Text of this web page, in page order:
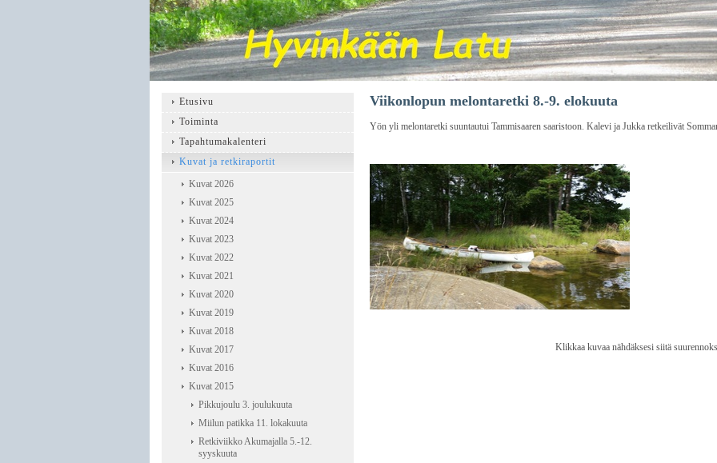
Viikonlopun melontaretki 8.-9. elokuuta
Yön yli melontaretki suuntautui Tammisaaren saaristoon. Kalevi ja Jukka retkeilivät
Klikkaa kuvaa nähdäksesi siitä
Etusivu
Toiminta
Tapahtumakalenteri
Kuvat ja retkiraportit
Kuvat 2026
Kuvat 2025
Kuvat 2024
Kuvat 2023
Kuvat 2022
Kuvat 2021
Kuvat 2020
Kuvat 2019
Kuvat 2018
Kuvat 2017
Kuvat 2016
Kuvat 2015
Pikkujoulu 3. joulukuuta
Miilun patikka 11. lokakuuta
Retkiviikko Akumajalla 5.-12.
syyskuuta